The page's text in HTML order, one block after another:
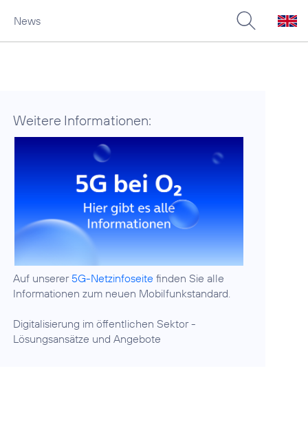
News
Weitere Informationen:
Auf unserer 5G-Netzinfoseite finden Sie alle
Informationen zum neuen Mobilfunkstandard.
Digitalisierung im öffentlichen Sektor-
Lösungsansätze und Angebote